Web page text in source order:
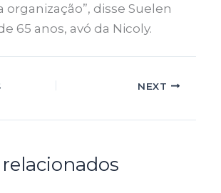
organização”, disse Suelen
65 anos, avó da Nicoly.
NEXT